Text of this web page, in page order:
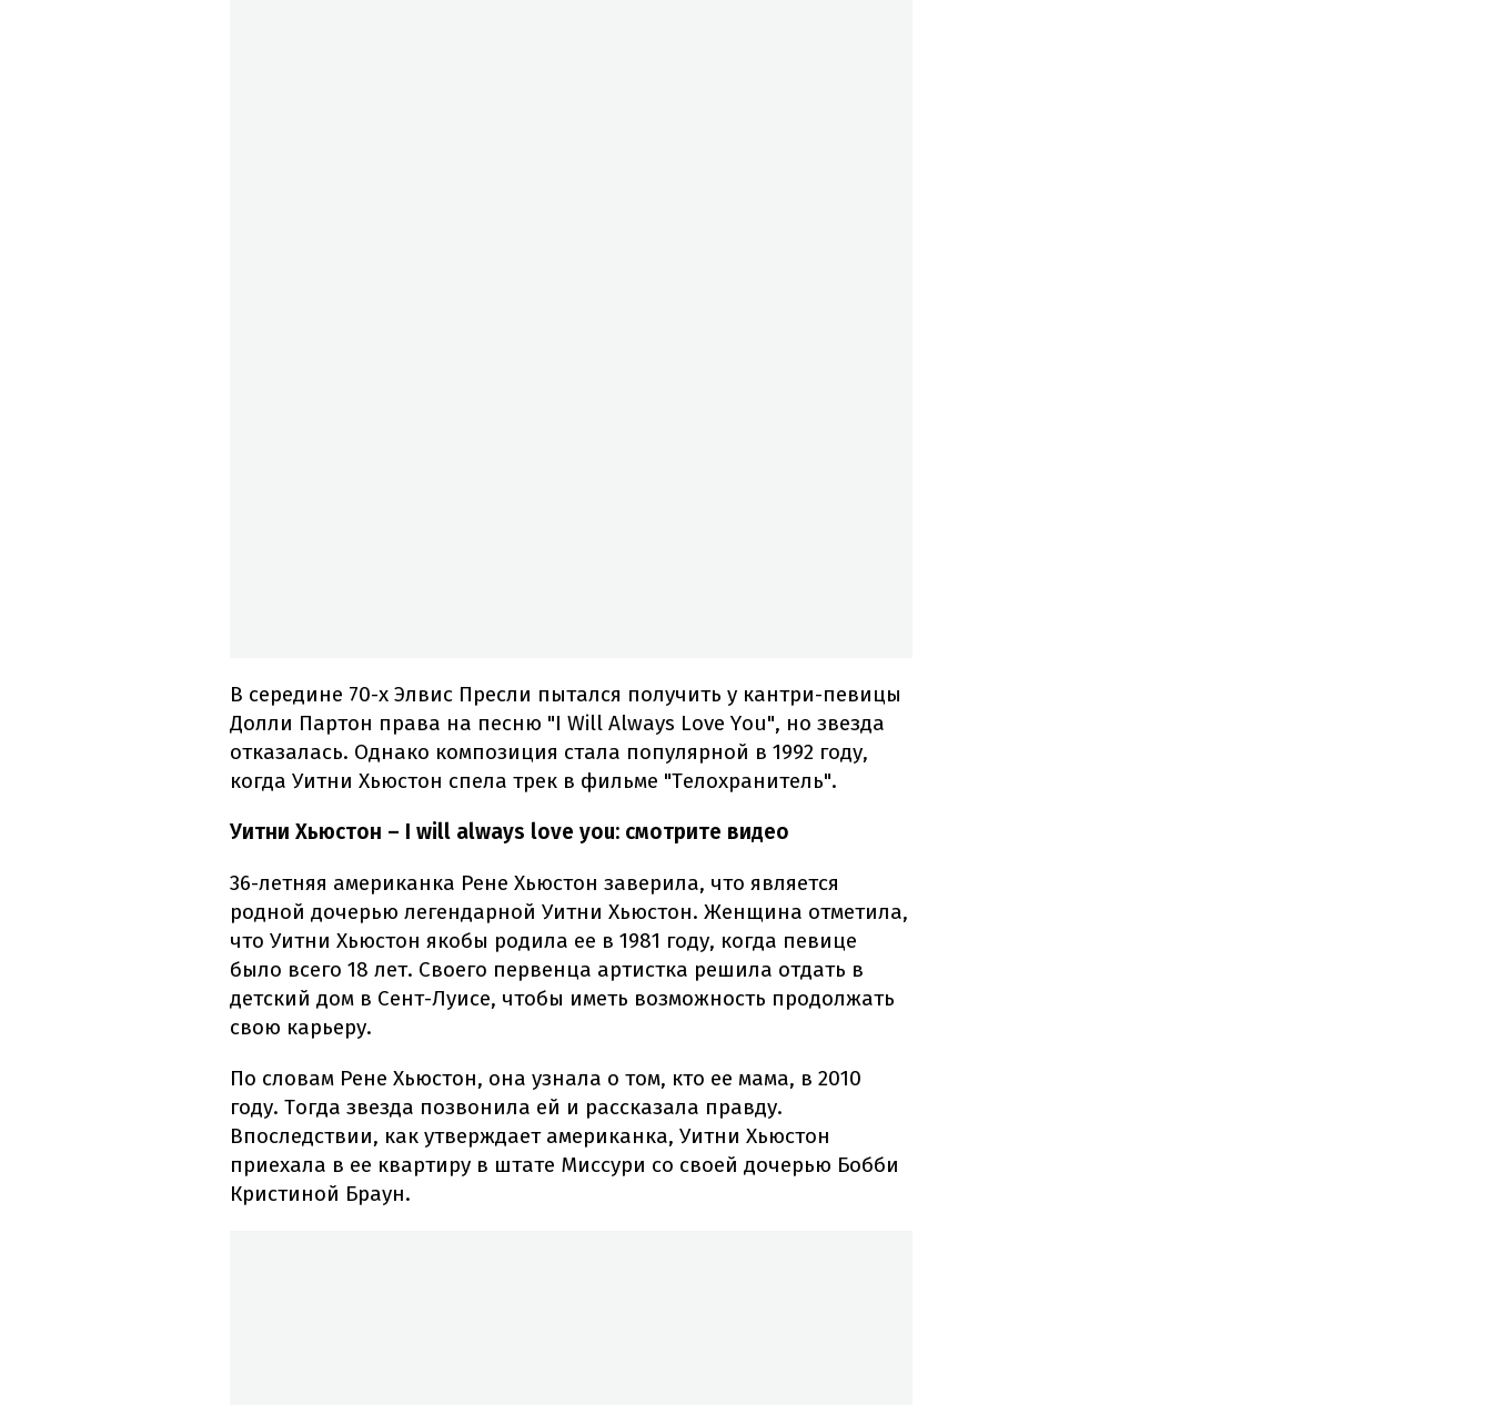
В середине 70-х Элвис Пресли пытался получить у кантри-певицы
Долли Партон права на песню "I Will Always Love You", но звезда
отказалась. Однако композиция стала популярной в 1992 году,
когда Уитни Хьюстон спела трек в фильме "Телохранитель".
Уитни Хьюстон – I will always love you: смотрите видео
36-летняя американка Рене Хьюстон заверила, что является
родной дочерью легендарной Уитни Хьюстон. Женщина отметила,
что Уитни Хьюстон якобы родила ее в 1981 году, когда певице
было всего 18 лет. Своего первенца артистка решила отдать в
детский дом в Сент-Луисе, чтобы иметь возможность продолжать
свою карьеру.
По словам Рене Хьюстон, она узнала о том, кто ее мама, в 2010
году. Тогда звезда позвонила ей и рассказала правду.
Впоследствии, как утверждает американка, Уитни Хьюстон
приехала в ее квартиру в штате Миссури со своей дочерью Бобби
Кристиной Браун.